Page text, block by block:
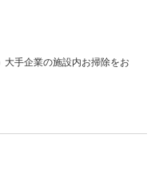
大手企業の施設内お掃除をお